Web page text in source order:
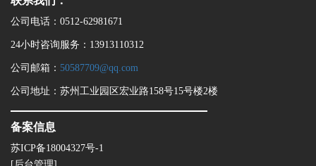
公司电话：0512-62981671
24小时咨询服务：13913110312
公司邮箱： 50587709@qq.com
公司地址：苏州工业园区宏业路158号15号楼2楼
备案信息
苏ICP备18004327号-1